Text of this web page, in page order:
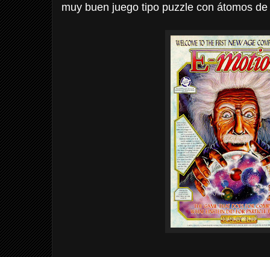
muy buen juego tipo puzzle con átomos